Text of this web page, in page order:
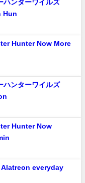
ハンターワイルズ
Hun
Hunter Now More
ハンターワイルズ
Hunter Now
Alatreon everyday